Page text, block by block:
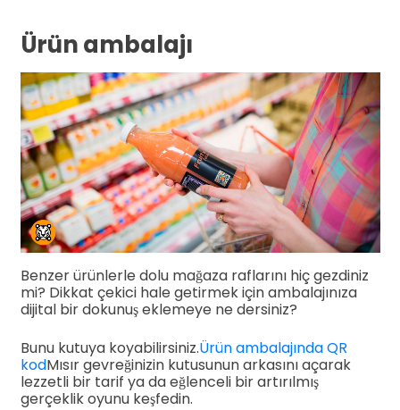
Ürün ambalajı
Benzer ürünlerle dolu mağaza raflarını hiç gezdiniz
mi? Dikkat çekici hale getirmek için ambalajınıza
dijital bir dokunuş eklemeye ne dersiniz?
Bunu kutuya koyabilirsiniz.Ürün ambalajında QR
kodMısır gevreğinizin kutusunun arkasını açarak
lezzetli bir tarif ya da eğlenceli bir artırılmış
gerçeklik oyunu keşfedin.